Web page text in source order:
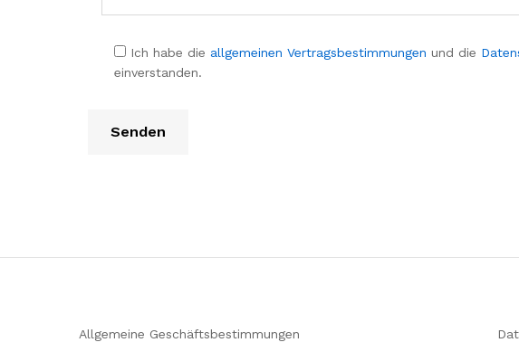
Ich habe die allgemeinen Vertragsbestimmungen und die
einverstanden.
Allgemeine Geschäftsbestimmungen